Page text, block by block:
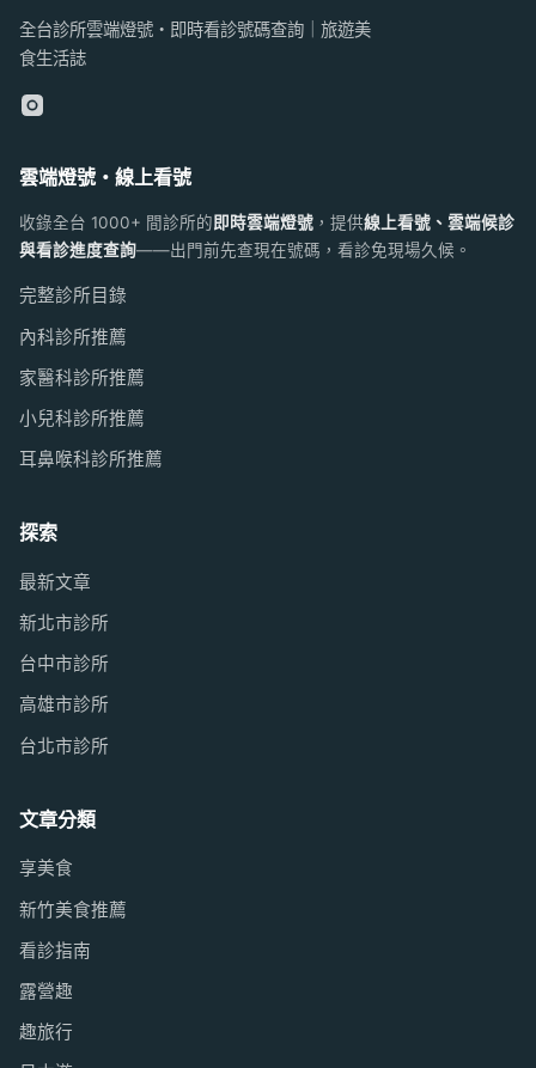
全台診所雲端燈號・即時看診號碼查詢｜旅遊美
食生活誌
雲端燈號・線上看號
收錄全台 1000+ 間診所的即時雲端燈號 ，提供線上看號、雲端候診
與看診進度查詢——出門前先查現在號碼，看診免現場久候。
完整診所目錄
內科診所推薦
家醫科診所推薦
小兒科診所推薦
耳鼻喉科診所推薦
探索
最新文章
新北市診所
台中市診所
高雄市診所
台北市診所
文章分類
享美食
新竹美食推薦
看診指南
露營趣
趣旅行